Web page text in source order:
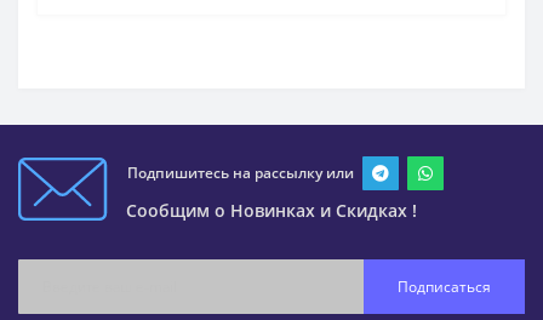
Подпишитесь на рассылку или
Сообщим о Новинках и Скидках !
Подписаться